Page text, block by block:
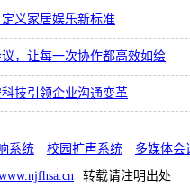
义家居娱乐新标准
，让每一次协作都高效如绘
技引领企业沟通变革
系统 校园扩声系统
多媒体会
转载请注明出处